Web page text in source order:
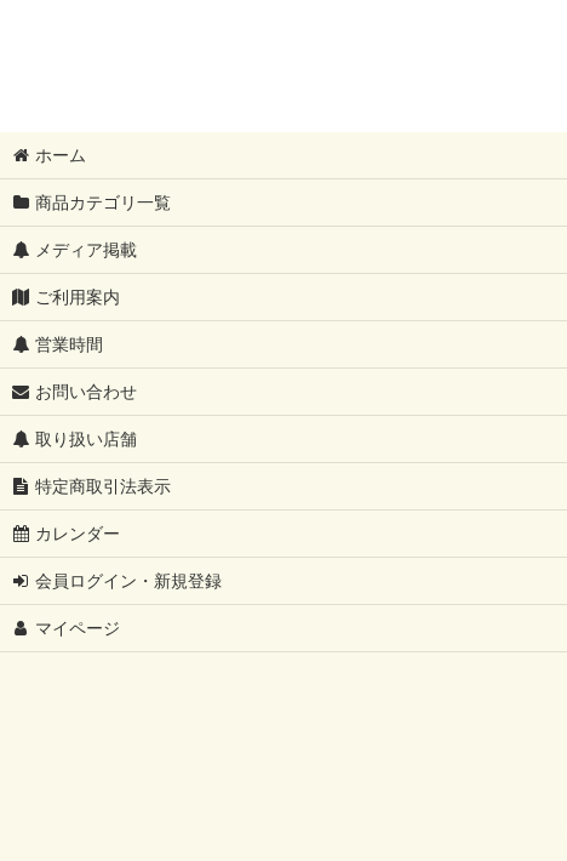
ホーム
商品カテゴリ一覧
メディア掲載
ご利用案内
営業時間
お問い合わせ
取り扱い店舗
特定商取引法表示
カレンダー
会員ログイン・新規登録
マイページ